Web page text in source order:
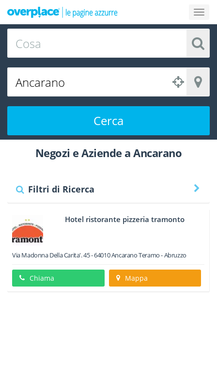
Cerca
Negozi e Aziende a Ancarano
Filtri di Ricerca
Hotel ristorante pizzeria tramonto
Via Madonna Della Carita'. 45-64010AncaranoTeramo -Abruzzo
Chiama Mappa